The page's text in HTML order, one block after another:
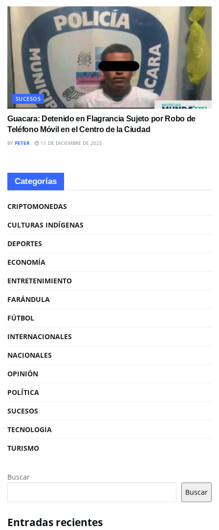
SUCESOS
Guacara: Detenido en Flagrancia Sujeto por Robo de
Teléfono Móvil en el Centro de la Ciudad
BY PETER 11 DE DICIEMBRE DE 2025
Categorías
CRIPTOMONEDAS
CULTURAS INDÍGENAS
DEPORTES
ECONOMÍA
ENTRETENIMIENTO
FARÁNDULA
FÚTBOL
INTERNACIONALES
NACIONALES
OPINIÓN
POLÍTICA
SUCESOS
TECNOLOGIA
TURISMO
Buscar
Buscar
Entradas recientes